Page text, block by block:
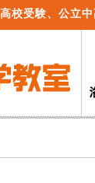
校受験、公立